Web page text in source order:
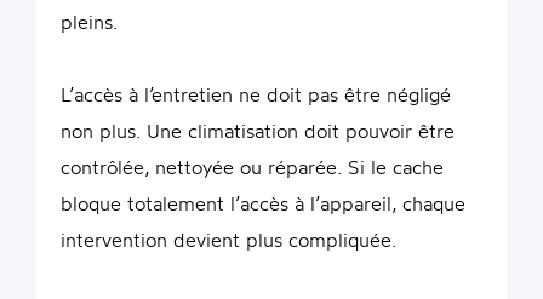
pleins.
L’accès à l’entretien ne doit pas être négligé
non plus. Une climatisation doit pouvoir être
contrôlée, nettoyée ou réparée. Si le cache
bloque totalement l’accès à l’appareil, chaque
intervention devient plus compliquée.